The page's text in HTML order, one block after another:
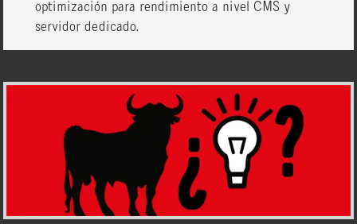
optimización para rendimiento a nivel CMS y
servidor dedicado.